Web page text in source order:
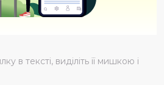
в тексті, виділіть її мишкою і